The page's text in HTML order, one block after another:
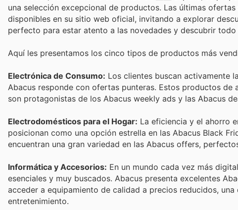
una selección excepcional de productos. Las últimas
disponibles en su sitio web oficial, invitando a explorar
perfecto para estar atento a las novedades y descubrir
Aquí les presentamos los cinco tipos de productos más
Electrónica de Consumo: Los clientes buscan activamente
Abacus responde con ofertas punteras. Estos productos de
son protagonistas de los Abacus weekly ads y las Abacus
Electrodomésticos para el Hogar: La eficiencia y el ahorro
posicionan como una opción estrella en las Abacus Black
encuentran una gran variedad en las Abacus offers,
Informática y Accesorios: En un mundo cada vez más
esenciales y muy buscados. Abacus presenta excelentes
acceder a equipamiento de calidad a precios reducidos,
entretenimiento.